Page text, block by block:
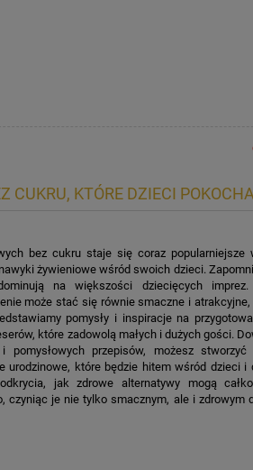
CUKRU, KTÓRE DZIECI
bez cukru staje się coraz popularniejsze
żywieniowe wśród swoich dzieci.
na większości dziecięcych
może stać się równie smaczne i atrakcyjne,
pomysły i inspiracje na
które zadowolą małych i dużych gości.
przepisów, możesz stworzyć
urodzinowe, które będzie hitem wśród dzieci i
jak zdrowe alternatywy mogą
czyniąc je nie tylko smacznym, ale i zdrowym